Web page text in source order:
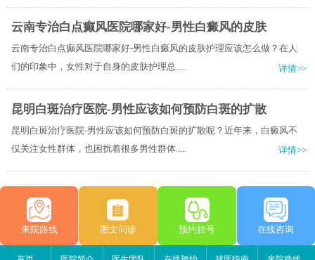
云南专治白点癫风医院哪家好-男性白癜风的皮肤
云南专治白点癫风医院哪家好-男性白癜风的皮肤护理应该怎么做？在人
们的印象中，女性对于自身的皮肤护理总.....
详情>>
昆明白斑治疗医院-男性应该如何预防白斑的扩散
昆明白斑治疗医院-男性应该如何预防白斑的扩散呢？近年来，白癜风不
仅关注女性群体，也困扰着很多男性群体.....
详情>>
来院路线 图文问诊 预约挂号 在线咨询